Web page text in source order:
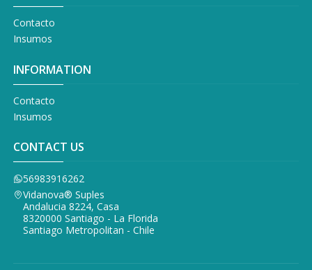
Contacto
Insumos
INFORMATION
Contacto
Insumos
CONTACT US
56983916262
Vidanova® Suples
Andalucia 8224, Casa
8320000 Santiago - La Florida
Santiago Metropolitan - Chile